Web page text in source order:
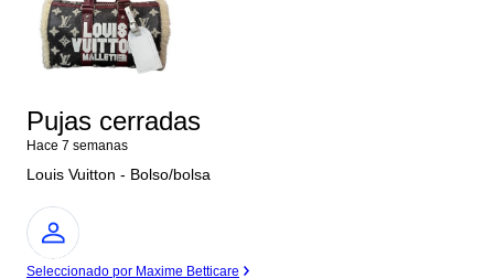
Pujas cerradas
Hace 7 semanas
Louis Vuitton - Bolso/bolsa
Experto
Seleccionado por Maxime Betticare